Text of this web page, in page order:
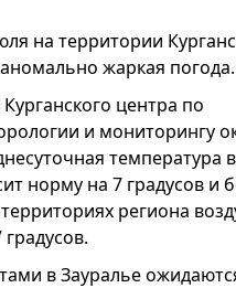
на территории
жаркая погода.
центра по
и мониторингу
температура
норму на 7 градусов и
региона
в Зауралье